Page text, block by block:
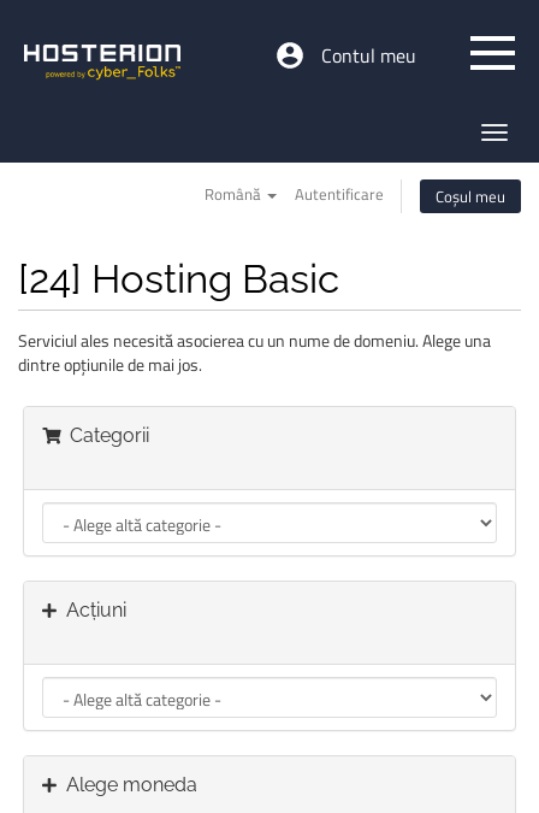
Contul meu
Română Autentificare Coșul meu
[24] Hosting Basic
Serviciul ales necesită asocierea cu un nume de domeniu. Alege una
dintre opţiunile de mai jos.
Categorii
Acțiuni
Alege moneda